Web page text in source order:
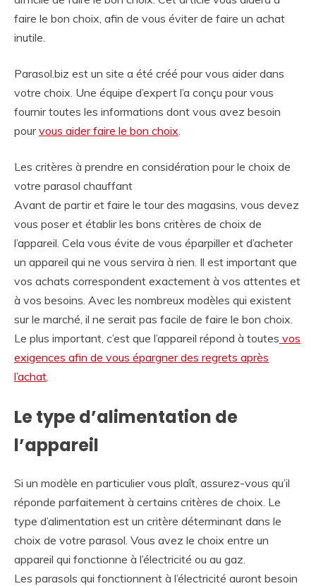
faire le bon choix, afin de vous éviter de faire un achat
inutile.
Parasol.biz est un site a été créé pour vous aider dans
votre choix. Une équipe d’expert l’a conçu pour vous
fournir toutes les informations dont vous avez besoin
pourvous aider faire le bon choix.
Les critères à prendre en considération pour le choix de
votre parasol chauffant
Avant de partir et faire le tour des magasins, vous devez
vous poser et établir les bons critères de choix de
l’appareil. Cela vous évite de vous éparpiller et d’acheter
un appareil qui ne vous servira à rien. Il est important que
vos achats correspondent exactement à vos attentes et
à vos besoins. Avec les nombreux modèles qui existent
sur le marché, il ne serait pas facile de faire le bon choix.
Le plus important, c’est que l’appareil répond à toutes vos
exigences afin de vous épargner des regrets après
l’achat.
Le type d’alimentation de
l’appareil
Si un modèle en particulier vous plaît, assurez-vous qu’il
réponde parfaitement à certains critères de choix. Le
type d’alimentation est un critère déterminant dans le
choix de votre parasol. Vous avez le choix entre un
appareil qui fonctionne à l’électricité ou au gaz.
Les parasols qui fonctionnent à l’électricité auront besoin